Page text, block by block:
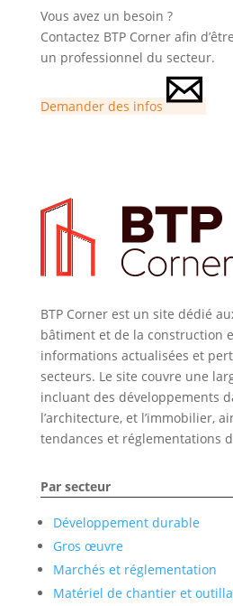
Vous avez un besoin ?
Contactez BTP Corner afin
un professionnel du secteur.
Demander des infos
BTP Corner est un site dédié
bâtiment et de la construction
informations actualisées et
secteurs. Le site couvre une
incluant des développements
l’architecture, et l’immobilier,
tendances et réglementations
Par secteur
Développement durable
Gros œuvre
Marchés et réglementation
Matériel de chantier et